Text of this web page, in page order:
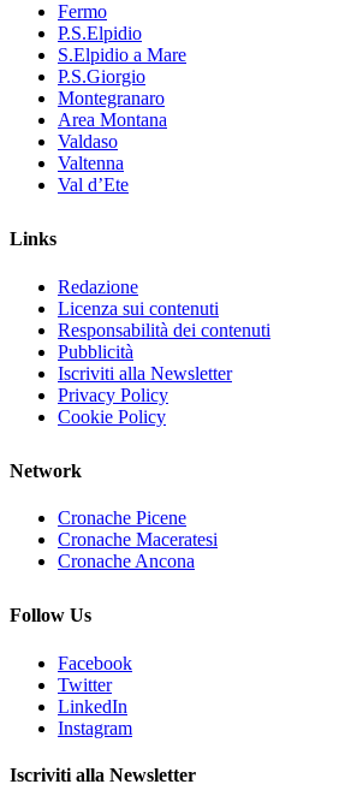
Fermo
P.S.Elpidio
S.Elpidio a Mare
P.S.Giorgio
Montegranaro
Area Montana
Valdaso
Valtenna
Val d’Ete
Links
Redazione
Licenza sui contenuti
Responsabilità dei contenuti
Pubblicità
Iscriviti alla Newsletter
Privacy Policy
Cookie Policy
Network
Cronache Picene
Cronache Maceratesi
Cronache Ancona
Follow Us
Facebook
Twitter
LinkedIn
Instagram
Iscriviti alla Newsletter